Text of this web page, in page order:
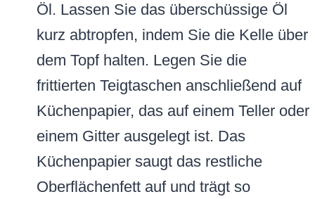
Öl. Lassen Sie das überschüssige Öl
kurz abtropfen, indem Sie die Kelle über
dem Topf halten. Legen Sie die
frittierten Teigtaschen anschließend auf
Küchenpapier, das auf einem Teller oder
einem Gitter ausgelegt ist. Das
Küchenpapier saugt das restliche
Oberflächenfett auf und trägt so